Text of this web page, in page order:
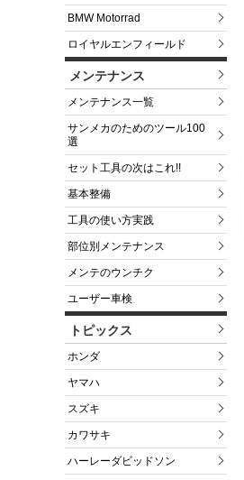
BMW Motorrad
ロイヤルエンフィールド
メンテナンス
メンテナンス一覧
サンメカのためのツール100
選
セット工具の次はこれ!!
基本整備
工具の使い方実践
部位別メンテナンス
メンテのウンチク
ユーザー車検
トピックス
ホンダ
ヤマハ
スズキ
カワサキ
ハーレーダビッドソン